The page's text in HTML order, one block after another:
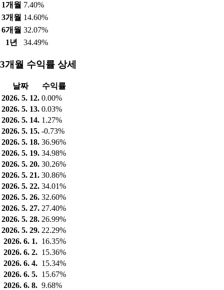
1개월 7.40%
3개월 14.60%
6개월 32.07%
1년
34.49%
3개월 수익률 상세
날짜
수익률
2026. 5. 12. 0.00%
2026. 5. 13. 0.03%
2026. 5. 14. 1.27%
2026. 5. 15. -0.73%
2026. 5. 18. 36.96%
2026. 5. 19. 34.98%
2026. 5. 20. 30.26%
2026. 5. 21. 30.86%
2026. 5. 22. 34.01%
2026. 5. 26. 32.60%
2026. 5. 27. 27.40%
2026. 5. 28. 26.99%
2026. 5. 29. 22.29%
2026. 6. 1. 16.35%
2026. 6. 2. 15.36%
2026. 6. 4. 15.34%
2026. 6. 5. 15.67%
2026. 6. 8. 9.68%